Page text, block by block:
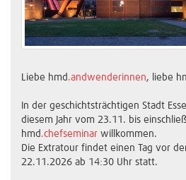
Liebe hmd .andwenderinnen, liebe
In der geschichtsträchtigen Stadt
diesem Jahr vom 23.11. bis
hmd .chefseminar willkommen.
Die Extratour findet einen Tag vor
22.11.2026 ab 14:30 Uhr statt.